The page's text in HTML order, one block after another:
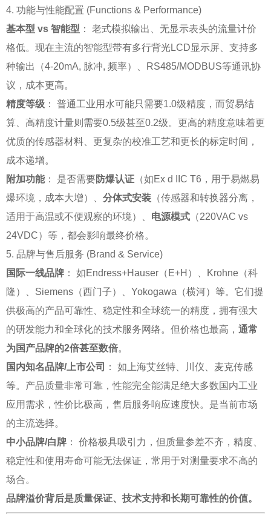
4. 功能与性能配置 (Functions & Performance)
基本型 vs 智能型 ： 老式模拟输出、无显示表头的流量计价
格低。现在主流的智能型带有多行背光LCD显示屏、支持多
种输出（4-20mA, 脉冲, 频率）、RS485/MODBUS等通讯协
议，成本更高。
精度等级 ： 普通工业用水可能只需要1.0级精度，而贸易结
算、高精度计量则需要0.5级甚至0.2级。更高的精度意味着更
优质的传感器材料、更复杂的校准工艺和更长的标定时间，
成本递增。
附加功能： 是否需要防爆认证 （如Ex d IIC T6，用于易燃易
爆环境，成本大增）、 分体式安装 （传感器和转换器分离，
适用于高温或不便观察的环境）、 电源模式 （220VAC vs
24VDC）等，都会影响最终价格。
5. 品牌与售后服务 (Brand & Service)
国际一线品牌 ： 如Endress+Hauser（E+H）、Krohne（科
隆）、Siemens（西门子）、Yokogawa（横河）等。它们提
供极高的产品可靠性、稳定性和全球统一的精度，拥有强大
的研发能力和全球化的技术服务网络。但价格也最高， 通常
为国产品牌的2倍甚至数倍。
国内知名品牌/上市公司
： 如上海艾丝特、川仪、麦克传感
等。产品质量非常可靠，性能完全能满足绝大多数国内工业
应用需求，性价比极高，售后服务响应速度快。是当前市场
的主流选择。
中小品牌/白牌 ： 价格极具吸引力，但质量参差不齐，精度、
稳定性和使用寿命可能无法保证，常用于对测量要求不高的
场合。
品牌溢价背后是质量保证、技术支持和长期可靠性的价值。